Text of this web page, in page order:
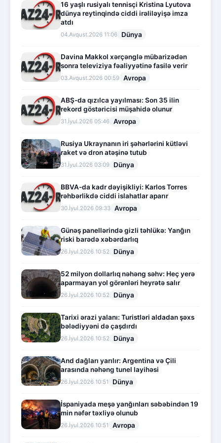
16 yaşlı rusiyalı tennisçi Kristina Lyutova
dünya reytinqində ciddi irəliləyişə imza
atdı
04.Avqust.2026 11:06 Dünya
Davina Makkol xərçənglə mübarizədən
sonra televiziya fəaliyyətinə fasilə verir
03.Avqust.2026 00:59 Avropa
ABŞ-da qızılca yayılması: Son 35 ilin
rekord göstəricisi müşahidə olunur
31.İyul.2026 05:46 Avropa
Rusiya Ukraynanın iri şəhərlərini kütləvi
raket və dron atəşinə tutub
31.İyul.2026 03:09 Dünya
BBVA-da kadr dəyişikliyi: Karlos Torres
rəhbərlikdə ciddi islahatlar aparır
30.İyul.2026 09:33 Avropa
Günəş panellərində gizli təhlükə: Yanğın
riski barədə xəbərdarlıq
26.İyul.2026 10:52 Dünya
52 milyon dollarlıq nəhəng səhv: Heç yerə
aparmayan yol görənləri heyrətə salır
26.İyul.2026 10:52 Dünya
Tarixi ərazi yalanı: Turistləri aldadan şəxs
bələdiyyəni də çaşdırdı
26.İyul.2026 10:52 Dünya
And dağları yarılır: Argentina və Çili
arasında nəhəng tunel layihəsi
26.İyul.2026 10:51 Dünya
İspaniyada meşə yanğınları səbəbindən 19
min nəfər təxliyə olunub
26.İyul.2026 10:51 Avropa